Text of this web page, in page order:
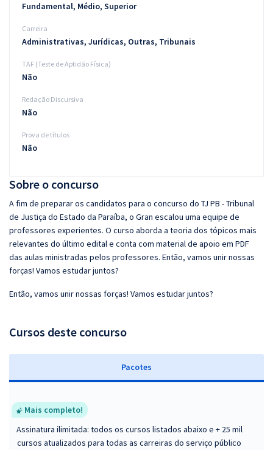
Sobre o concurso
A fim de preparar os candidatos para o concurso do TJ PB - Tribunal
de Justiça do Estado da Paraíba, o Gran escalou uma equipe de
professores experientes. O curso aborda a teoria dos tópicos mais
relevantes do último edital e conta com material de apoio em PDF
das aulas ministradas pelos professores. Então, vamos unir nossas
forças! Vamos estudar juntos?
Então, vamos unir nossas forças! Vamos estudar juntos?
Cursos deste concurso
Pacotes
Mais completo!
Assinatura ilimitada: todos os cursos listados abaixo e + 25 mil
cursos atualizados para todas as carreiras do serviço público
Fundamental, Médio, Superior
Carreira
Administrativas, Jurídicas, Outras, Tribunais
TAF (Teste de Aptidão Física)
Não
Redação Discursiva
Não
Prova de títulos
Não